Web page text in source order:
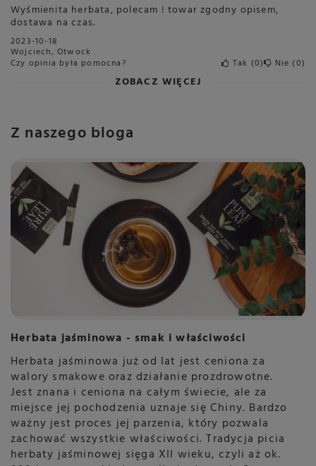
Wyśmienita herbata, polecam ! towar zgodny opisem,
dostawa na czas.
2023-10-18
Wojciech, Otwock
Czy opinia była pomocna? Tak 0 Nie 0
ZOBACZ WIĘCEJ
Z naszego bloga
Herbata jaśminowa - smak i właściwości
Herbata jaśminowa już od lat jest ceniona za
walory smakowe oraz działanie prozdrowotne.
Jest znana i ceniona na całym świecie, ale za
miejsce jej pochodzenia uznaje się Chiny. Bardzo
ważny jest proces jej parzenia, który pozwala
zachować wszystkie właściwości. Tradycja picia
herbaty jaśminowej sięga XII wieku, czyli aż ok.